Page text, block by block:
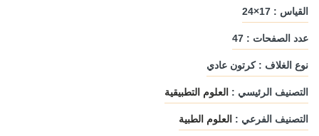
القياس : 17×24
عدد الصفحات : 47
نوع الغلاف : كرتون عادي
التصنيف الرئيسي : العلوم التطبيقية
التصنيف الفرعي : العلوم الطبية